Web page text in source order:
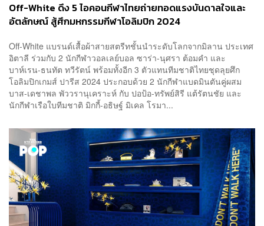
Off-White ดึง 5 ไอคอนกีฬาไทยถ่ายทอดแรงบันดาลใจและ
อัตลักษณ์ สู้ศึกมหกรรมกีฬาโอลิมปิก 2024
Off-White แบรนด์เสื้อผ้าสายสตรีทชั้นนำระดับโลกจากมิลาน ประเทศ
อิตาลี ร่วมกับ 2 นักกีฬาวอลเลย์บอล ซาร่า-นุศรา ต้อมคำ และ
บาห์เรน-ธนทัต ทวีรัตน์ พร้อมทั้งอีก 3 ตัวแทนทีมชาติไทยชุดลุยศึก
โอลิมปิกเกมส์ ปารีส 2024 ประกอบด้วย 2 นักกีฬาแบดมินตันคู่ผสม
บาส-เดชาพล พัววรานุเคราะห์ กับ ปอป้อ-ทรัพย์สิรี แต้รัตนชัย และ
นักกีฬาเรือใบทีมชาติ มิกกี้-อธิษฐ์ มิเคล โรมา...